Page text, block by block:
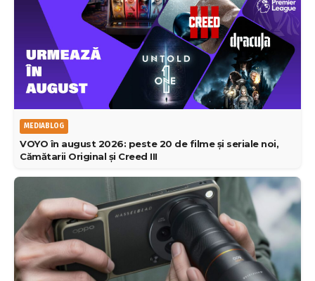
MEDIABLOG
VOYO în august 2026: peste 20 de filme și seriale noi,
Cămătarii Original și Creed III